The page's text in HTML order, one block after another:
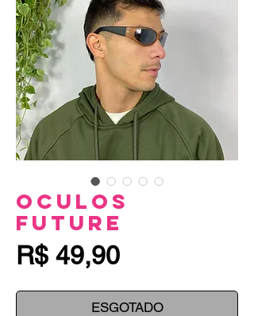
Oculos
Future
R$ 49,90Preço
ESGOTADO